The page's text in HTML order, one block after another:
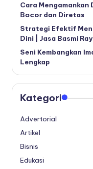
Cara Mengamankan
Bocor dan Diretas
Strategi Efektif
Dini | Jasa Basmi
Seni Kembangkan
Lengkap
Kategori
Advertorial
Artikel
Bisnis
Edukasi